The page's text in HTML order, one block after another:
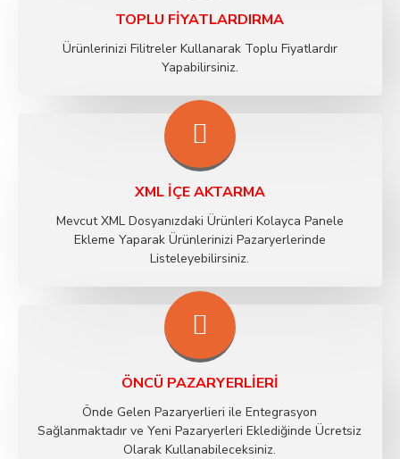
TOPLU FIYATLARDIRMA
Ürünlerinizi Filitreler Kullanarak Toplu Fiyatlardır
Yapabilirsiniz.
XML İÇE AKTARMA
Mevcut XML Dosyanızdaki Ürünleri Kolayca Panele
Ekleme Yaparak Ürünlerinizi Pazaryerlerinde
Listeleyebilirsiniz.
ÖNCÜ PAZARYERLIERI
Önde Gelen Pazaryerlieri ile Entegrasyon
Sağlanmaktadır ve Yeni Pazaryerleri Eklediğinde Ücretsiz
Olarak Kullanabileceksiniz.